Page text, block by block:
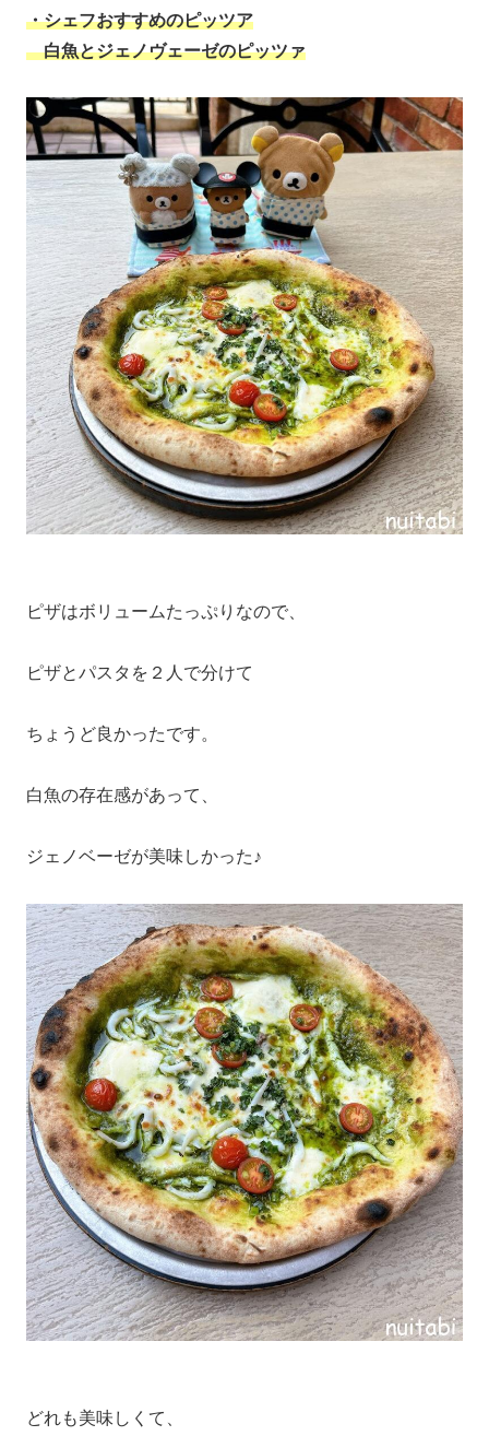
・シェフおすすめのピッツア
白魚とジェノヴェーゼのピッツァ
ピザはボリュームたっぷりなので、
ピザとパスタを２人で分けて
ちょうど良かったです。
白魚の存在感があって、
ジェノベーゼが美味しかった♪
どれも美味しくて、